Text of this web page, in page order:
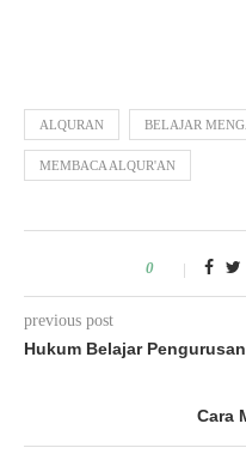
ALQURAN BELAJAR
MEMBACA ALQUR'AN
0
previous post
Hukum Belajar
Cara